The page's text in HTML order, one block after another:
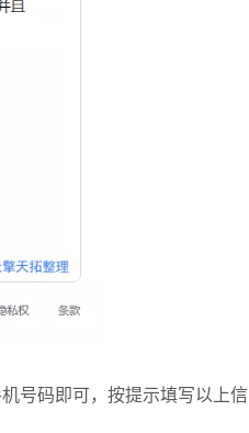
号码即可，按提示填写以上信